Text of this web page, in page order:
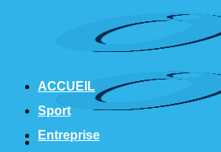
ACCUEIL
Sport
Entreprise